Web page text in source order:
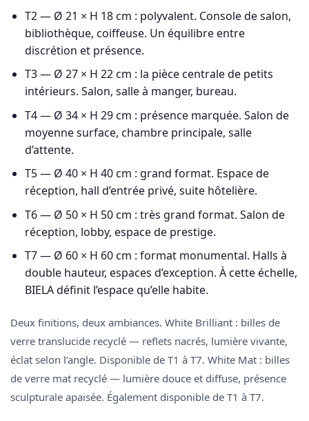
T2 — Ø 21 × H 18 cm : polyvalent. Console de salon,
bibliothèque, coiffeuse. Un équilibre entre
discrétion et présence.
T3 — Ø 27 × H 22 cm : la pièce centrale de petits
intérieurs. Salon, salle à manger, bureau.
T4 — Ø 34 × H 29 cm : présence marquée. Salon de
moyenne surface, chambre principale, salle
d’attente.
T5 — Ø 40 × H 40 cm : grand format. Espace de
réception, hall d’entrée privé, suite hôtelière.
T6 — Ø 50 × H 50 cm : très grand format. Salon de
réception, lobby, espace de prestige.
T7 — Ø 60 × H 60 cm : format monumental. Halls à
double hauteur, espaces d’exception. À cette échelle,
BIELA définit l’espace qu’elle habite.
Deux finitions, deux ambiances. White Brilliant : billes de
verre translucide recyclé — reflets nacrés, lumière vivante,
éclat selon l’angle. Disponible de T1 à T7. White Mat : billes
de verre mat recyclé — lumière douce et diffuse, présence
sculpturale apaisée. Également disponible de T1 à T7.